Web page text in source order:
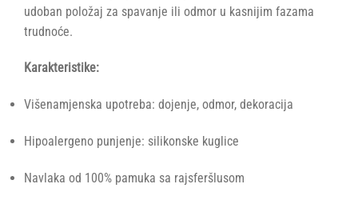
udoban položaj za spavanje ili odmor u kasnijim fazama
trudnoće.
Karakteristike:
Višenamjenska upotreba: dojenje, odmor, dekoracija
Hipoalergeno punjenje: silikonske kuglice
Navlaka od 100% pamuka sa rajsferšlusom